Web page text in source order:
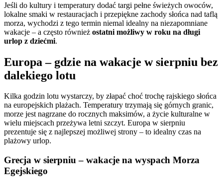
Jeśli do kultury i temperatury dodać targi pełne świeżych owoców,
lokalne smaki w restauracjach i przepiękne zachody słońca nad taflą
morza, wychodzi z tego termin niemal idealny na niezapomniane
wakacje – a często również ostatni możliwy w roku na długi
urlop z dziećmi.
Europa – gdzie na wakacje w sierpniu bez
dalekiego lotu
Kilka godzin lotu wystarczy, by złapać choć trochę rajskiego słońca
na europejskich plażach. Temperatury trzymają się górnych granic,
morze jest nagrzane do rocznych maksimów, a życie kulturalne w
wielu miejscach przeżywa letni szczyt. Europa w sierpniu
prezentuje się z najlepszej możliwej strony – to idealny czas na
plażowy urlop.
Grecja w sierpniu – wakacje na wyspach Morza
Egejskiego